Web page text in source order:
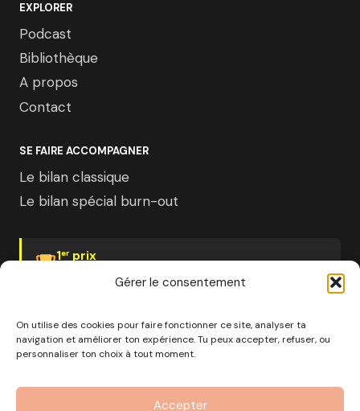
Gérer le consentement
On utilise des cookies pour faire fonctionner ce site, analyser ta
navigation et améliorer ton expérience. Tu peux accepter, refuser, ou
personnaliser ton choix à tout moment.
Accepter
EXPLORER
Podcast
Bibliothèque
A propos
Contact
SE FAIRE ACCOMPAGNER
Le bilan classique
Le bilan spécial burn-out
1er prix
capital de 1000€ · RCS Marseille · SIRET
890 976 699 00037